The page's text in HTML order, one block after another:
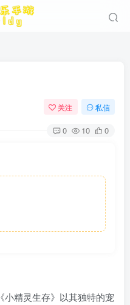
关注 私信
0 10 0
《小精灵生存》以其独特的宠